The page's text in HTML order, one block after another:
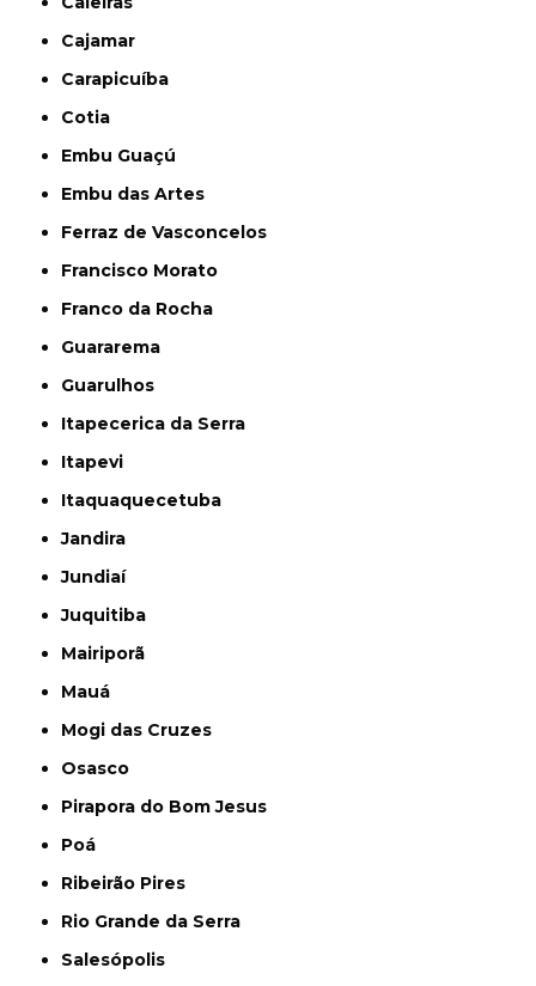
Cajamar
Carapicuíba
Cotia
Embu Guaçú
Embu das Artes
Ferraz de Vasconcelos
Francisco Morato
Franco da Rocha
Guararema
Guarulhos
Itapecerica da Serra
Itapevi
Itaquaquecetuba
Jandira
Jundiaí
Juquitiba
Mairiporã
Mauá
Mogi das Cruzes
Osasco
Pirapora do Bom Jesus
Poá
Ribeirão Pires
Rio Grande da Serra
Salesópolis